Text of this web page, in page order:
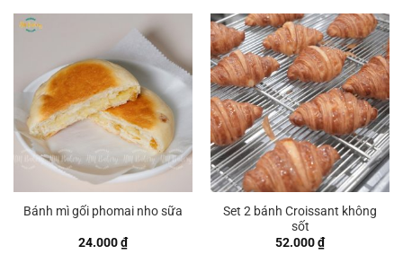
Bánh mì gối phomai nho sữa
24.000₫
Set 2 bánh Croissant không
sốt
52.000₫